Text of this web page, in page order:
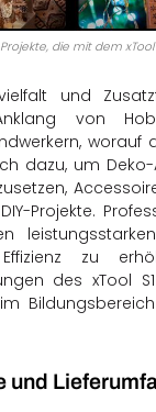
die mit dem
und
von
worauf
dazu, um Deko-
Projekte.
zu
des xTool
und